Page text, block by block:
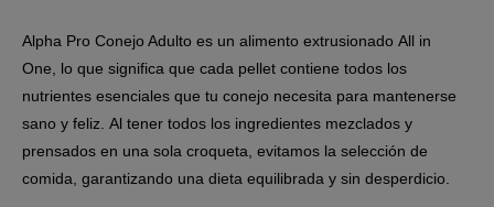
Alpha Pro Conejo Adulto es un alimento extrusionado All in
One, lo que significa que cada pellet contiene todos los
nutrientes esenciales que tu conejo necesita para mantenerse
sano y feliz. Al tener todos los ingredientes mezclados y
prensados en una sola croqueta, evitamos la selección de
comida, garantizando una dieta equilibrada y sin desperdicio.